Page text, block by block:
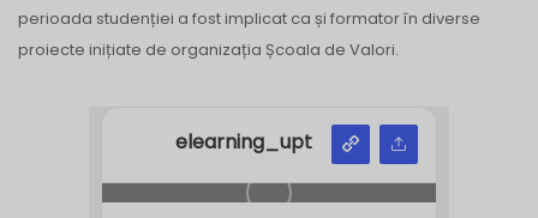
perioada studenției a fost implicat ca și formator în diverse
proiecte inițiate de organizația Școala de Valori.
elearning_upt